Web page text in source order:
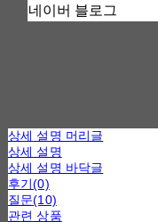
네이버 블로그
상세 설명 머리글
상세 설명
상세 설명 바닥글
후기(0)
질문(10)
관련 상품